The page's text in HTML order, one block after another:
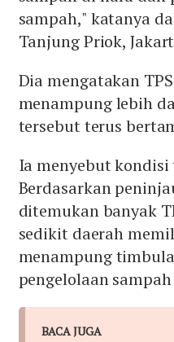
sampah," katanya
Tanjung Priok,
Dia mengatakan
menampung lebih
tersebut terus
Ia menyebut
Berdasarkan
ditemukan banyak
sedikit daerah
menampung
pengelolaan
BACA JUGA